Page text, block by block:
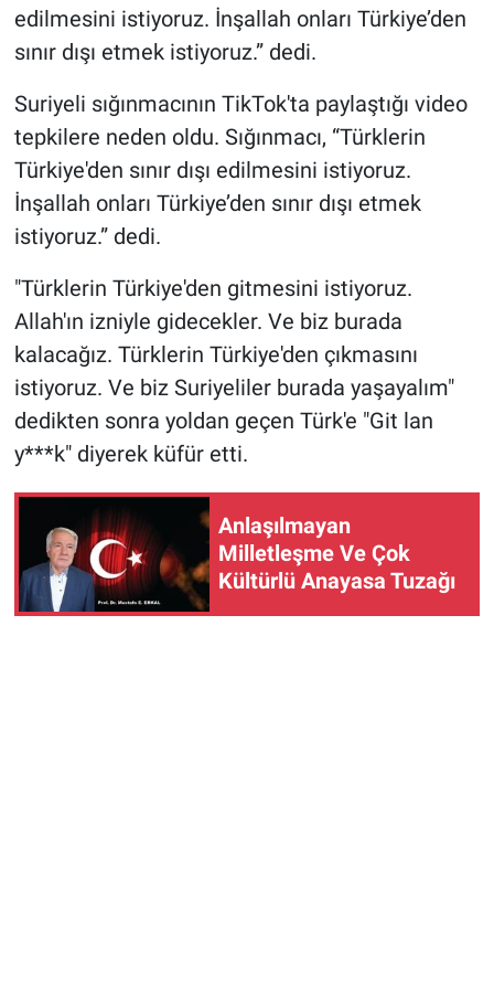
edilmesini istiyoruz. İnşallah onları Türkiye’den
sınır dışı etmek istiyoruz.” dedi.
Suriyeli sığınmacının TikTok'ta paylaştığı video
tepkilere neden oldu. Sığınmacı, “Türklerin
Türkiye'den sınır dışı edilmesini istiyoruz.
İnşallah onları Türkiye’den sınır dışı etmek
istiyoruz.” dedi.
"Türklerin Türkiye'den gitmesini istiyoruz.
Allah'ın izniyle gidecekler. Ve biz burada
kalacağız. Türklerin Türkiye'den çıkmasını
istiyoruz. Ve biz Suriyeliler burada yaşayalım"
dedikten sonra yoldan geçen Türk'e "Git lan
y***k" diyerek küfür etti.
Anlaşılmayan
Milletleşme Ve Çok
Kültürlü Anayasa Tuzağı